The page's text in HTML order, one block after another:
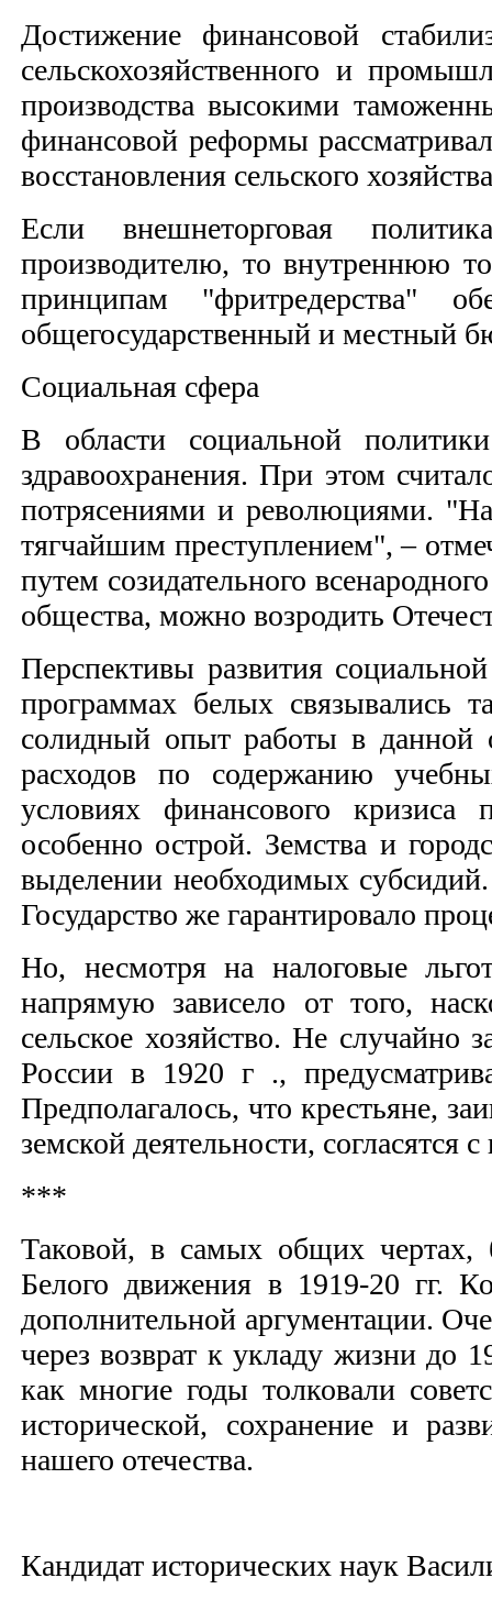
Достижение финансовой
сельскохозяйственного и
производства высокими
финансовой реформы
восстановления сельского
Если внешнеторговая
производителю, то внутреннюю
принципам "фритредерства"
общегосударственный и местный
Социальная сфера
В области социальной политики
здравоохранения. При этом
потрясениями и революциями.
тягчайшим преступлением", –
путем созидательного
общества, можно возродить
Перспективы развития
программах белых связывались
солидный опыт работы в данной
расходов по содержанию
условиях финансового кризиса
особенно острой. Земства и
выделении необходимых
Государство же гарантировало
Но, несмотря на налоговые
напрямую зависело от того,
сельское хозяйство. Не случайно
России в 1920 г .,
Предполагалось, что крестьяне,
земской деятельности,
***
Таковой, в самых общих чертах,
Белого движения в 1919-20 гг.
дополнительной аргументации.
через возврат к укладу жизни до
как многие годы толковали
исторической, сохранение и
нашего отечества.
Кандидат исторических наук